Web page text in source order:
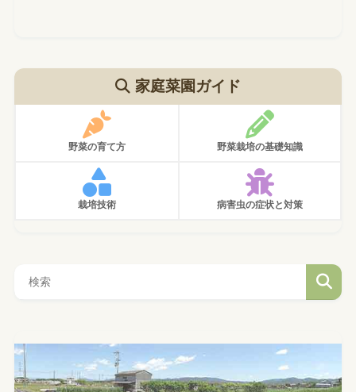
家庭菜園ガイド
野菜の育て方 野菜栽培の基礎知識
栽培技術 病害虫の症状と対策